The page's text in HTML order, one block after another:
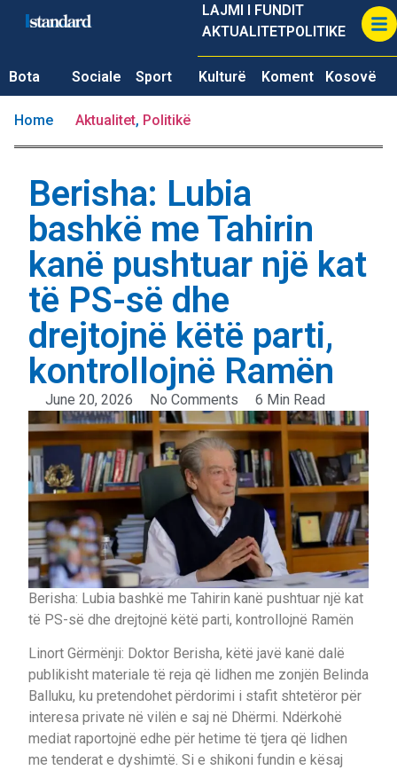
LAJMI I FUNDIT
AKTUALITETPOLITIKE
Bota Sociale Sport Kulturë Koment Kosovë
Home Aktualitet, Politikë
Berisha: Lubia
bashkë me Tahirin
kanë pushtuar një kat
të PS-së dhe
drejtojnë këtë parti,
kontrollojnë Ramën
June 20, 2026 No Comments 6 Min Read
Berisha: Lubia bashkë me Tahirin kanë pushtuar një kat
të PS-së dhe drejtojnë këtë parti, kontrollojnë Ramën
Linort Gërmënji: Doktor Berisha, këtë javë kanë dalë
publikisht materiale të reja që lidhen me zonjën Belinda
Balluku, ku pretendohet përdorimi i stafit shtetëror për
interesa private në vilën e saj në Dhërmi. Ndërkohë
mediat raportojnë edhe për hetime të tjera që lidhen
me tenderat e dyshimtë. Si e shikoni fundin e kësaj